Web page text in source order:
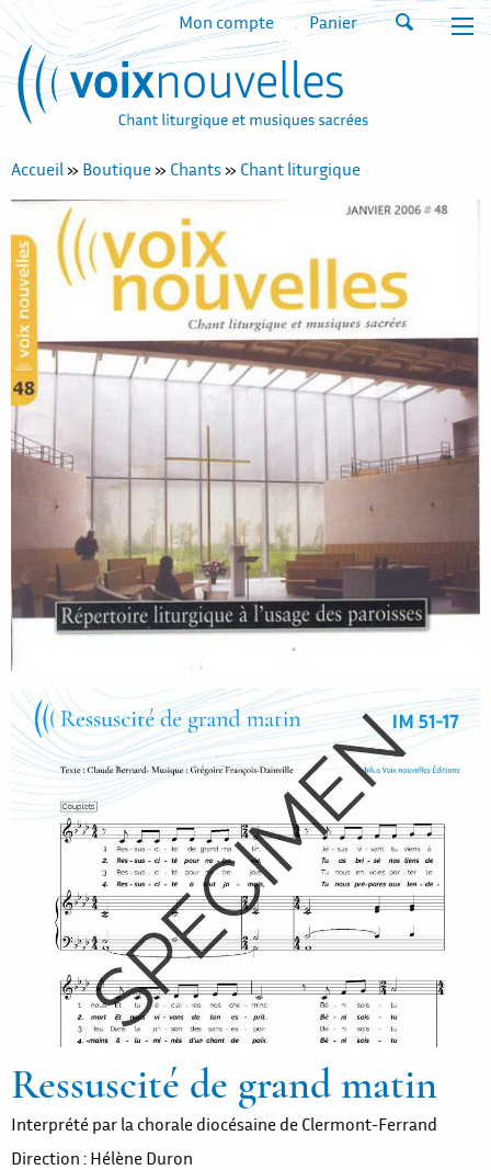
Mon compte Panier
Accueil» Boutique» Chants» Chant liturgique
Ressuscité de grand matin
Interprété par la chorale diocésaine de Clermont-Ferrand
Direction : Hélène Duron